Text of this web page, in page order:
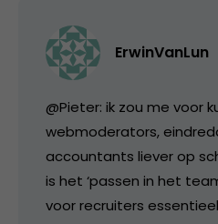
ErwinVanLun
@Pieter: ik zou me voor
webmoderators,
accountants liever op
is het ‘passen in het
voor recruiters